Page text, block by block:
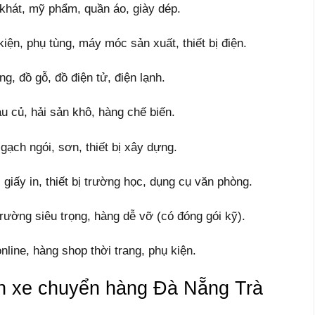
mỹ phẩm, quần áo, giày dép.
phụ tùng, máy móc sản xuất, thiết bị điện.
đồ gỗ, đồ điện tử, điện lạnh.
củ, hải sản khô, hàng chế biến.
ngói, sơn, thiết bị xây dựng.
in, thiết bị trường học, dụng cụ văn phòng.
siêu trọng, hàng dễ vỡ (có đóng gói kỹ).
hàng shop thời trang, phụ kiện.
xe chuyển hàng Đà Nẵng Trà